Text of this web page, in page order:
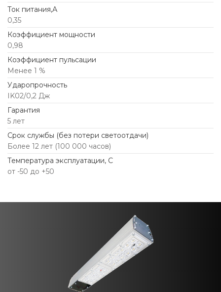
Ток питания,А
0,35
Коэффициент мощности
0,98
Коэффициент пульсации
Менее 1 %
Ударопрочность
IK02/0,2 Дж
Гарантия
5 лет
Срок службы (без потери светоотдачи)
Более 12 лет (100 000 часов)
Температура эксплуатации, С
от -50 до +50